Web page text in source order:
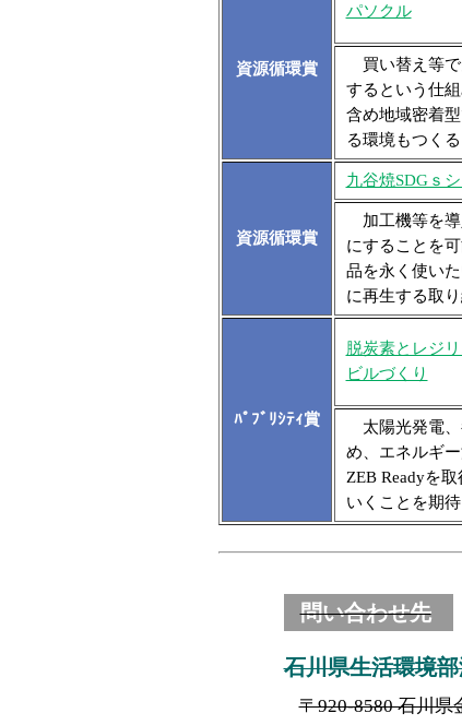
資源循環賞
パソクル
買い替え等で
するという仕
含め地域密着
る環境もつく
資源循環賞
九谷焼SDGｓ
加工機等を導
にすることを
品を永く使い
に再生する取り
ﾊﾟﾌﾞﾘｼﾃｨ賞
脱炭素とレジ
ビルづくり
太陽光発電、
め、エネルギ
ZEB Readyを
いくことを期待
問い合わせ先
石川県生活環境
〒920-8580 石川県